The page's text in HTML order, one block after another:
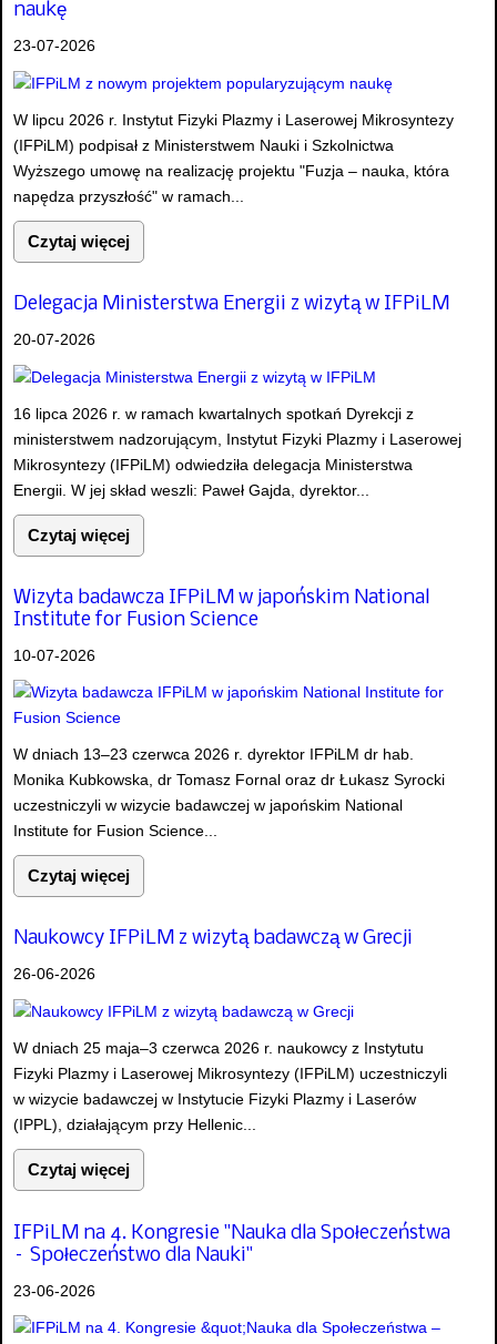
naukę
23-07-2026
W lipcu 2026 r. Instytut Fizyki Plazmy i Laserowej Mikrosyntezy
(IFPiLM) podpisał z Ministerstwem Nauki i Szkolnictwa
Wyższego umowę na realizację projektu "Fuzja – nauka, która
napędza przyszłość" w ramach...
Czytaj więcej
Delegacja Ministerstwa Energii z wizytą w IFPiLM
20-07-2026
16 lipca 2026 r. w ramach kwartalnych spotkań Dyrekcji z
ministerstwem nadzorującym, Instytut Fizyki Plazmy i Laserowej
Mikrosyntezy (IFPiLM) odwiedziła delegacja Ministerstwa
Energii. W jej skład weszli: Paweł Gajda, dyrektor...
Czytaj więcej
Wizyta badawcza IFPiLM w japońskim National
Institute for Fusion Science
10-07-2026
W dniach 13–23 czerwca 2026 r. dyrektor IFPiLM dr hab.
Monika Kubkowska, dr Tomasz Fornal oraz dr Łukasz Syrocki
uczestniczyli w wizycie badawczej w japońskim National
Institute for Fusion Science...
Czytaj więcej
Naukowcy IFPiLM z wizytą badawczą w Grecji
26-06-2026
W dniach 25 maja–3 czerwca 2026 r. naukowcy z Instytutu
Fizyki Plazmy i Laserowej Mikrosyntezy (IFPiLM) uczestniczyli
w wizycie badawczej w Instytucie Fizyki Plazmy i Laserów
(IPPL), działającym przy Hellenic...
Czytaj więcej
IFPiLM na 4. Kongresie "Nauka dla Społeczeństwa
– Społeczeństwo dla Nauki"
23-06-2026